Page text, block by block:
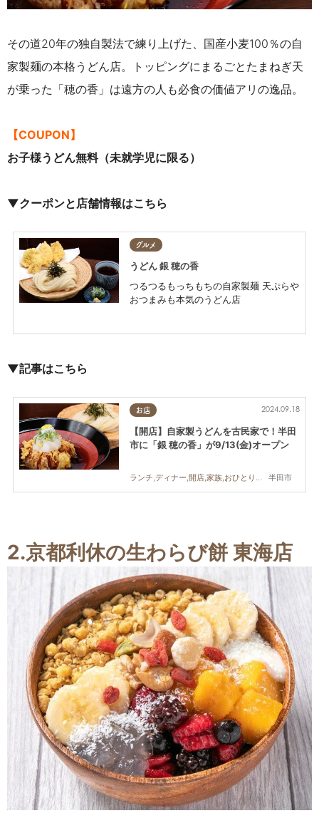
その道20年の独自製法で練り上げた、国産小麦100％の自
家製麺の本格うどん店。トッピングにまるごとたまねぎ天
が乗った「穂の香」は遠方の人も必食の価値アリの逸品。
【COUPON】
お子様うどん無料（未就学児に限る）
▼クーポンと店舗情報はこちら
グルメ
うどん 銀 穂の香
つるつるもっちもちの自家製麺 天ぷらや
おつまみも本気のうどん店
▼記事はこちら
お店
半田市
2024.09.18
【開店】自家製うどんを古民家で！半田
市に「銀 穂の香」が9/13(金)オープン
ランチ,ディナー,開店,家族,おひとりさま
2.京都利休の生わらび餅 東海店